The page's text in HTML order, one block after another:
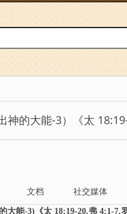
神的大能-3）《太
文档 社交媒体
大能-3)《太 18:19-20,弗 4:1-7,